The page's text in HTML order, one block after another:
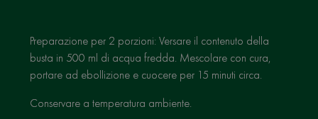
Preparazione per 2 porzioni: Versare il contenuto della
busta in 500 ml di acqua fredda. Mescolare con cura,
portare ad ebollizione e cuocere per 15 minuti circa.
Conservare a temperatura ambiente.